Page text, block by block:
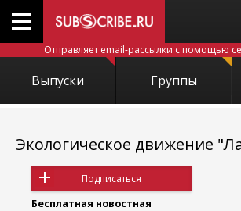
Отправляет email-рассылки с помощью
Выпуски Группы
Экологическое движение
Подписаться
Бесплатная новостная